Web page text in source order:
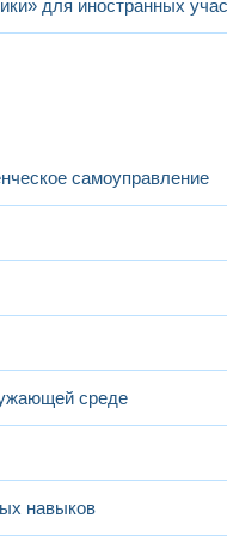
для иностранных
самоуправление
среде
навыков